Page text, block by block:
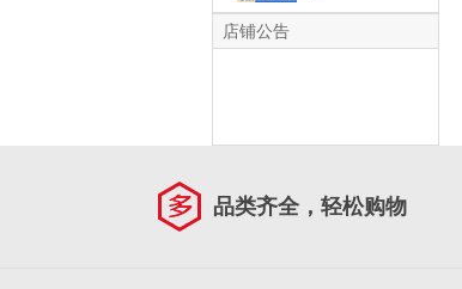
店铺公告
品类齐全，轻松购物